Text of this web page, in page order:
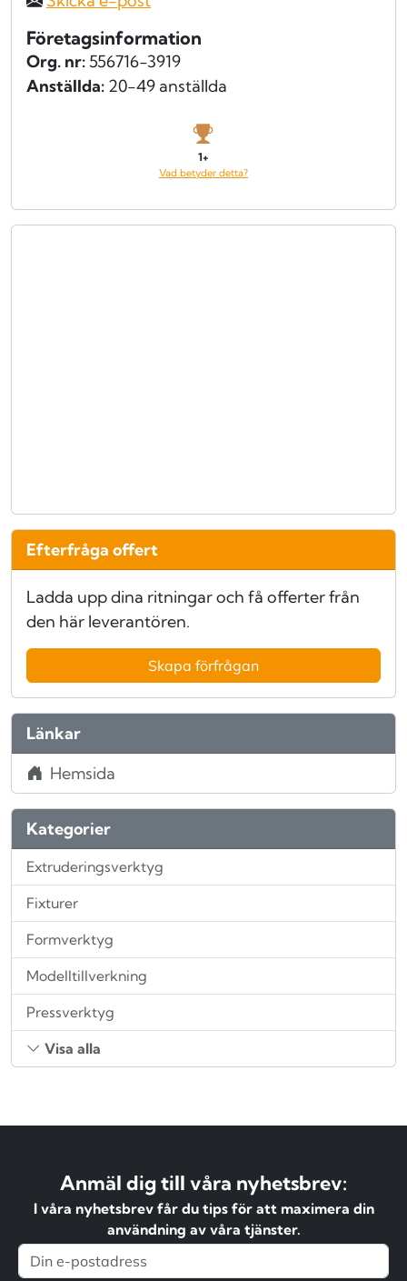
Företagsinformation
Org. nr: 556716-3919
Anställda: 20-49 anställda
1+
Vad betyder detta?
Efterfråga offert
Ladda upp dina ritningar och få offerter från
den här leverantören.
Skapa förfrågan
Länkar
Hemsida
Kategorier
Extruderingsverktyg
Fixturer
Formverktyg
Modelltillverkning
Pressverktyg
Visa alla
Anmäl dig till våra nyhetsbrev:
I våra nyhetsbrev får du tips för att maximera din
användning av våra tjänster.